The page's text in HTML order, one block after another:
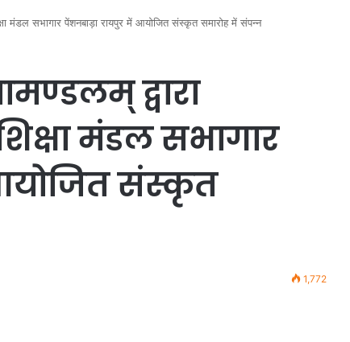
मंडल सभागार पेंशनबाड़ा रायपुर में आयोजित संस्कृत समारोह में संपन्न
द्वारा
मंडल सभागार
संस्कृत
1,772